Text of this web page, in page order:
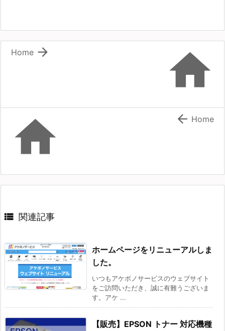


Home
  Home
 関連記事
ホームページをリニューアルしま
した。
いつもアケボノサービスのウェブサイト
をご訪問いただき、誠に有難うございま
す。アケ ...
【販売】EPSON トナー 対応機種